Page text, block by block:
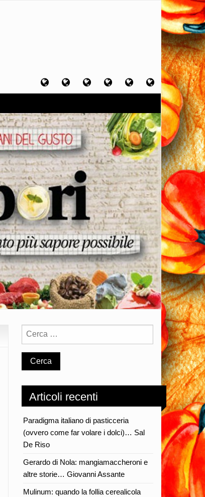
Home Chi
sono
Artigiani
del
Viaggi
del
Filosofia
del
Contatti
Articoli recenti
Paradigma italiano di pasticceria
(ovvero come far volare i dolci)… Sal
De Riso
Gerardo di Nola: mangiamaccheroni e
altre storie… Giovanni Assante
Mulinum: quando la follia cerealicola